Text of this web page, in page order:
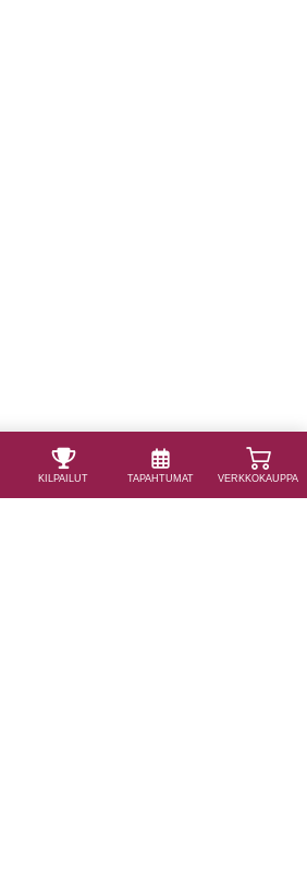
KILPAILUT TAPAHTUMAT VERKKOKAUPPA